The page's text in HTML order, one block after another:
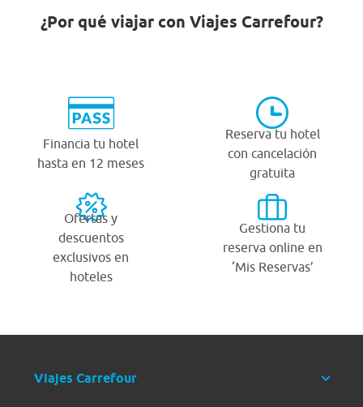
¿Por qué viajar con Viajes Carrefour?
Financia tu hotel
hasta en 12 meses
Reserva tu hotel
con cancelación
gratuita
Ofertas y
descuentos
exclusivos en
hoteles
Gestiona tu
reserva online en
‘Mis Reservas’
Viajes Carrefour